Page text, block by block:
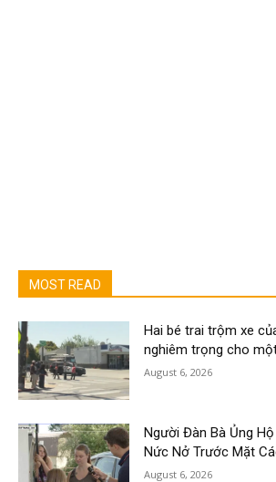
MOST READ
Hai bé trai trộm xe
nghiêm trọng cho
August 6, 2026
Người Đàn Bà Ủng
Nức Nở Trước Mặt
August 6, 2026